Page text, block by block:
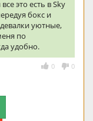
это есть в Sky
бокс и
уютные,
по
удобно.
0 0